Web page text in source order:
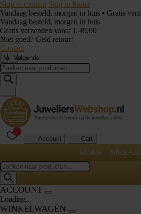
Skip to content Skip to footer
Vandaag besteld, morgen in huis • Gratis
Vandaag besteld, morgen in huis
Gratis verzenden vanaf € 49,00
Niet goed? Geld retour!
Contact
VorigeVolgende
Producten
zoeken
Account Cart
HOME
Producten
zoeken
ACCOUNT
Loading...
WINKELWAGEN